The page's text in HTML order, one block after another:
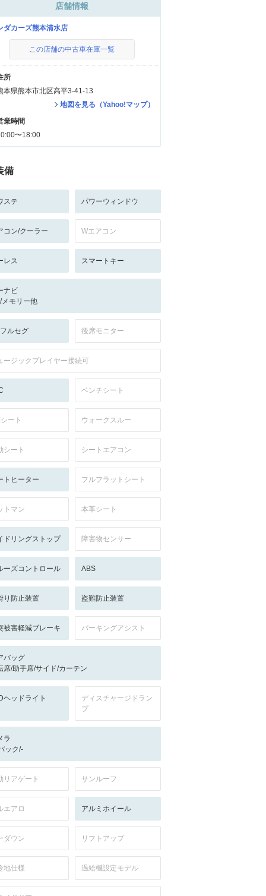
店舗情報
ダカーズ熊本清水店
この店舗の中古車在庫一覧
所
本県熊本市北区高平3-41-13
地図を見る（Yahoo!マップ）
業時間
〜18:00
備
ステ パワーウィンドウ
コン/クーラー Wエアコン
レス スマートキー
ナビ
メモリー他
ルセグ 後席モニター
ージックプレイヤー接続可
ベンチシート
ート ウォークスルー
シート シートエアコン
トヒーター フルフラットシート
トマン 本革シート
ドリングストップ 障害物センサー
ーズコントロール ABS
り防止装置 盗難防止装置
被害軽減ブレーキ パーキングアシスト
バッグ
席/助手席/サイド/カーテン
ヘッドライト
ディスチャージドラン
プ
ラ
ック/-
リアゲート サンルーフ
エアロ アルミホイール
ダウン リフトアップ
地仕様 過給機設定モデル